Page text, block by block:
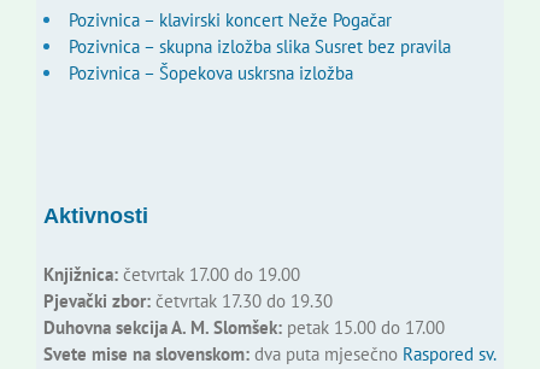
Pozivnica – klavirski koncert Neže Pogačar
Pozivnica – skupna izložba slika Susret bez pravila
Pozivnica – Šopekova uskrsna izložba
Aktivnosti
Knjižnica:četvrtak 17.00 do 19.00
Pjevački zbor:četvrtak 17.30 do 19.30
Duhovna sekcija A. M. Slomšek:petak 15.00 do 17.00
Svete mise na slovenskom:dva puta mjesečno Raspored sv.